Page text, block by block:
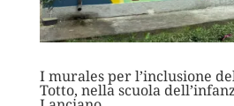
I murales per l’inclusione
Totto, nella scuola